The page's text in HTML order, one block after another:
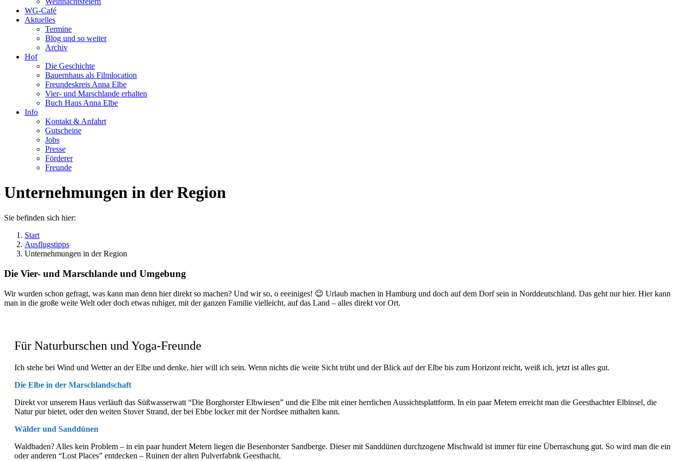
WG-Café
Aktuelles
Termine
Blog und so weiter
Archiv
Hof
Die Geschichte
Bauernhaus als Filmlocation
Freundeskreis Anna Elbe
Vier- und Marschlande erhalten
Buch Haus Anna Elbe
Info
Kontakt & Anfahrt
Gutscheine
Jobs
Presse
Förderer
Freunde
Unternehmungen in der Region
Sie befinden sich hier:
Start
Ausflugstipps
Unternehmungen in der Region
Die Vier- und Marschlande und Umgebung
Wir wurden schon gefragt, was kann man denn hier direkt so machen? Und wir so, o eeeiniges! 😉 Urlaub machen in Hamburg und doch auf dem Dorf sein in Norddeutschland. Das geht nur hier. Hier kann
man in die große weite Welt oder doch etwas ruhiger, mit der ganzen Familie vielleicht, auf das Land – alles direkt vor Ort.
Für Naturburschen und Yoga-Freunde
Ich stehe bei Wind und Wetter an der Elbe und denke, hier will ich sein. Wenn nichts die weite Sicht trübt und der Blick auf der Elbe bis zum Horizont reicht, weiß ich, jetzt ist alles gut.
Die Elbe in der Marschlandschaft
Direkt vor unserem Haus verläuft das Süßwasserwatt “Die Borghorster Elbwiesen” und die Elbe mit einer herrlichen Aussichtsplattform. In ein paar Metern erreicht man die Geesthachter Elbinsel, die
Natur pur bietet, oder den weiten Stover Strand, der bei Ebbe locker mit der Nordsee mithalten kann.
Wälder und Sanddünen
Waldbaden? Alles kein Problem – in ein paar hundert Metern liegen die Besenhorster Sandberge. Dieser mit Sanddünen durchzogene Mischwald ist immer für eine Überraschung gut. So wird man die ein
oder anderen “Lost Places” entdecken – Ruinen der alten Pulverfabrik Geesthacht.